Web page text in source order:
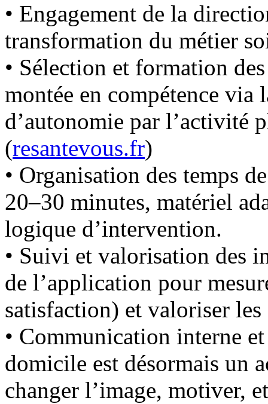
• Engagement de la
transformation du métier
• Sélection et formation
montée en compétence
d’autonomie par l’activité
(resantevous.fr)
• Organisation des temps
20–30 minutes, matériel
logique d’intervention.
• Suivi et valorisation des
de l’application pour
satisfaction) et valoriser les
• Communication interne
domicile est désormais un
changer l’image, motiver,